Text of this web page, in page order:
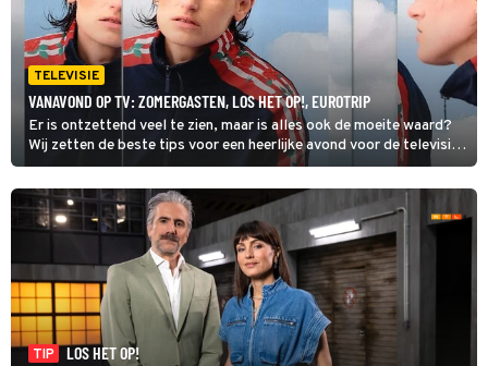
TELEVISIE
VANAVOND OP TV: ZOMERGASTEN, LOS HET OP!, EUROTRIP
Er is ontzettend veel te zien, maar is alles ook de moeite waard?
Wij zetten de beste tips voor een heerlijke avond voor de televisie
op een rij. Dit zijn de kijktips voor zondag 9 augustus 2026. Toch
nog verder kijken, check dan onze primetime gids voor het totale
overzicht van wat er vanavond op tv is.
TIP
LOS HET OP!